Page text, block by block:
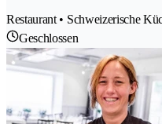
Restaurant • Schweizerische
Geschlossen